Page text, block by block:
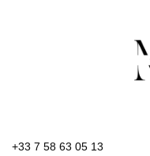
+33 7 58 63 05 13